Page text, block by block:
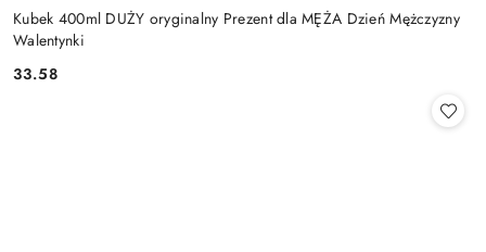
Kubek 400ml DUŻY oryginalny Prezent dla MĘŻA Dzień Mężczyzny
Walentynki
Cena:
33.58